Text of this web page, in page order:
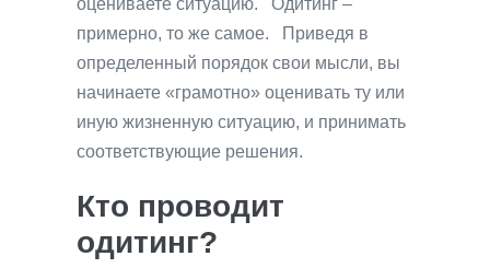
примерно, то же самое. Приведя в
определенный порядок свои мысли, вы
начинаете «грамотно» оценивать ту или
иную жизненную ситуацию, и принимать
соответствующие решения.
Кто проводит
одитинг?